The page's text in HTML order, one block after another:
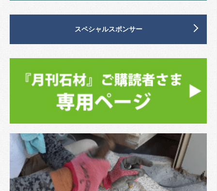
スペシャルスポンサー